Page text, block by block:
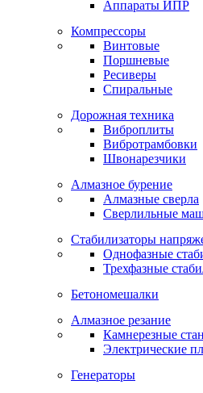
Аппараты ИПР
Компрессоры
Винтовые
Поршневые
Ресиверы
Спиральные
Дорожная техника
Виброплиты
Вибротрамбовки
Швонарезчики
Алмазное бурение
Алмазные сверла
Сверлильные
Стабилизаторы
Однофазные
Трехфазные
Бетономешалки
Алмазное резание
Камнерезные
Электрические
Генераторы